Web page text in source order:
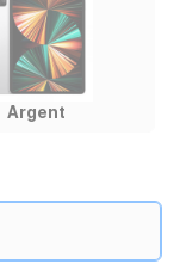
Argent